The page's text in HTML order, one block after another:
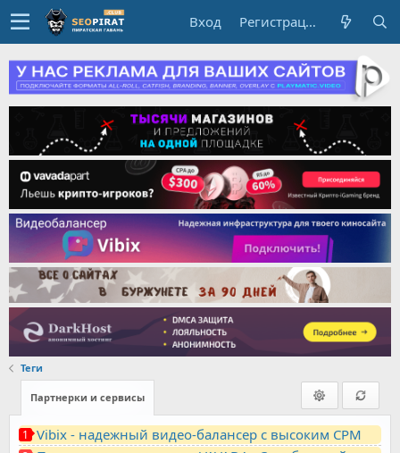
Вход Регистрация
Теги
Партнерки и сервисы
1 Vibix - надежный видео-балансер с высоким CPM